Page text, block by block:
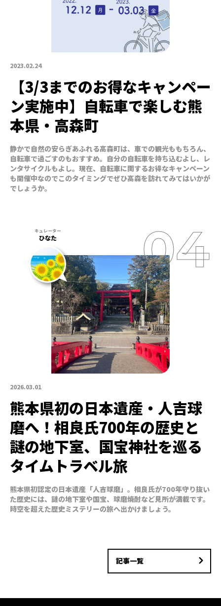
2023.02.24
【3/3までのお得なキャンペー
ン実施中】自転車で楽しむ熊
本県・高森町
静かで自然の安らぎあふれる高森町は、車での観光ももちろん、
自転車で過ごすのもおすすめ。自分の自転車を持ち込むよし、レ
ンタサイクルもよし。現在、自転車に関するお得なキャンペーン
も開催中なのでこのタイミングでぜひ高森を訪れてみてはいかが
でしょうか。
2026.03.01
ひなた
熊本県初の日本遺産・人吉球
磨へ！相良氏700年の歴史と
謎の地下室、国宝神社を巡る
タイムトラベル旅
熊本県初認定の日本遺産「人吉球磨」。相良氏が700年守り抜い
た歴史には、謎の地下室や国宝、球磨焼酎など見所が満載です。
時空を超えた歴史ミステリーの旅へ出かけましょう。
記事一覧